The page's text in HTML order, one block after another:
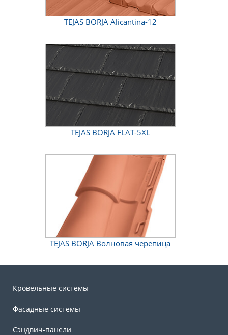
TEJAS BORJA Alicantina-12
TEJAS BORJA FLAT-5XL
TEJAS BORJA Волновая черепица
Кровельные системы
Фасадные системы
Сэндвич-панели